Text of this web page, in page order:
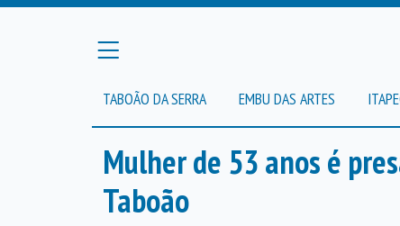
TABOÃO DA SERRA EMBU DAS ARTES
Mulher de 53 anos é
Taboão